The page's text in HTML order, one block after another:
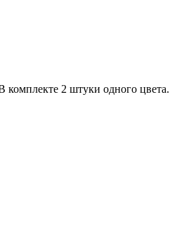
комплекте 2 штуки одного цвета.